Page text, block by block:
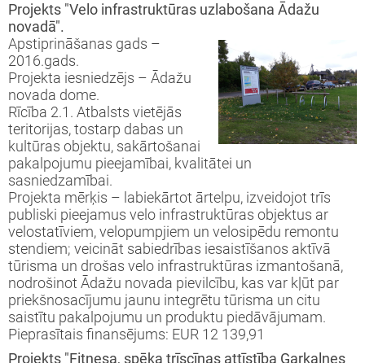
Projekts "Velo infrastruktūras uzlabošana Ādažu
novadā".
Apstiprināšanas gads –
2016.gads.
Projekta iesniedzējs – Ādažu
novada dome.
Rīcība 2.1. Atbalsts vietējās
teritorijas, tostarp dabas un
kultūras objektu, sakārtošanai
pakalpojumu pieejamībai, kvalitātei un
sasniedzamībai.
Projekta mērķis – labiekārtot ārtelpu, izveidojot trīs
publiski pieejamus velo infrastruktūras objektus ar
velostatīviem, velopumpjiem un velosipēdu remontu
stendiem; veicināt sabiedrības iesaistīšanos aktīvā
tūrisma un drošas velo infrastruktūras izmantošanā,
nodrošinot Ādažu novada pievilcību, kas var kļūt par
priekšnosacījumu jaunu integrētu tūrisma un citu
saistītu pakalpojumu un produktu piedāvājumam.
Pieprasītais finansējums: EUR 12 139,91
Projekts "Fitnesa, spēka trīscīņas attīstība Garkalnes